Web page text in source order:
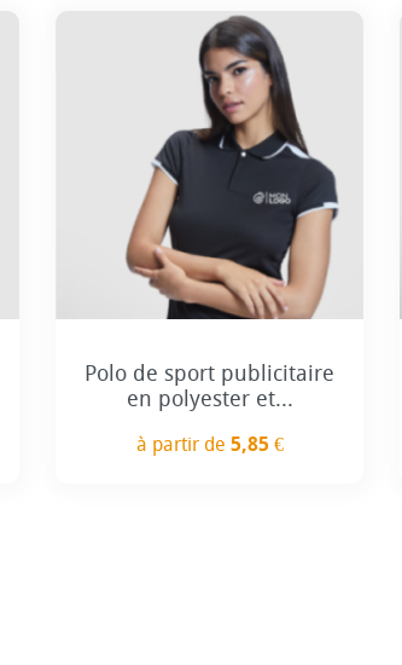
Polo de sport publicitaire
en polyester et...
à partir de 5,85 €